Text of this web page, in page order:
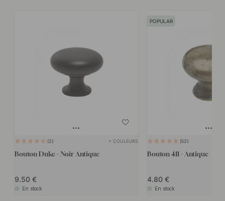
2 + COULEURS
Bouton Duke - Noir Antique
9.50
En stock
POPULAR
52
Bouton 411 - Antique
4.80
En stock